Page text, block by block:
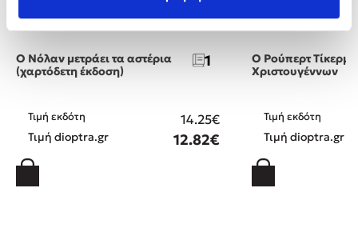
Τζένη Κουτσοδημητροπούλου
Ο Νόλαν μετράει τα αστέρια
(χαρτόδετη έκδοση)
1
Τιμή εκδότη 14.25€
Τιμή dioptra.gr 12.82€
Ο Ρούπερτ
Χριστουγέννων
Τιμή εκδότη
Τιμή dioptra.gr